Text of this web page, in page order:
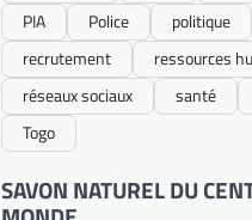
PIA
Police politique
recrutement
ressources
réseaux sociaux
santé
Togo
SAVON NATUREL DU